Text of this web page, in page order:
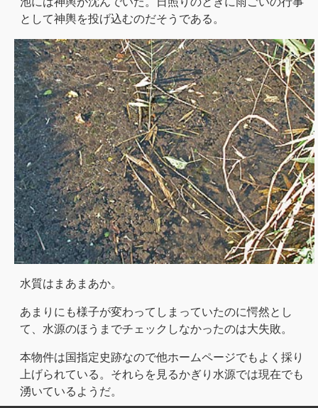
として神輿を投げ込むのだそうである。
水質はまあまあか。
あまりにも様子が変わってしまっていたのに愕然とし
て、水源のほうまでチェックしなかったのは大失敗。
本物件は国指定史跡なので他ホームページでもよく採り
上げられている。それらを見るかぎり水源では現在でも
湧いているようだ。